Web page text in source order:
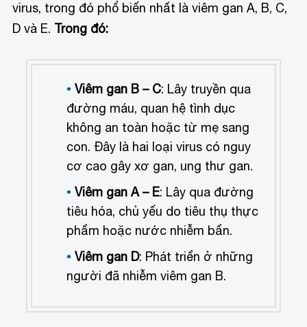
virus, trong đó phổ biến nhất là viêm gan A, B, C,
D và E. Trong đó:
Viêm gan B – C: Lây truyền qua
đường máu, quan hệ tình dục
không an toàn hoặc từ mẹ sang
con. Đây là hai loại virus có nguy
cơ cao gây xơ gan, ung thư gan.
Viêm gan A – E: Lây qua đường
tiêu hóa, chủ yếu do tiêu thụ thực
phẩm hoặc nước nhiễm bẩn.
Viêm gan D: Phát triển ở những
người đã nhiễm viêm gan B.